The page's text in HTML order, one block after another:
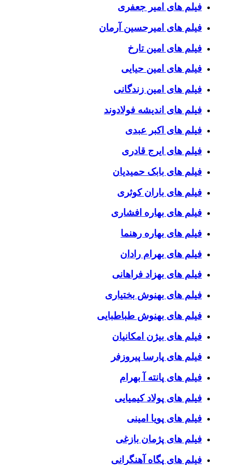
فیلم های امیر جعفری
فیلم های امیرحسین آرمان
فیلم های امین تارخ
فیلم های امین حیایی
فیلم های امین زندگانی
فیلم های اندیشه فولادوند
فیلم های اکبر عبدی
فیلم های ایرج قادری
فیلم های بابک حمیدیان
فیلم های باران کوثری
فیلم های بهاره افشاری
فیلم های بهاره رهنما
فیلم های بهرام رادان
فیلم های بهزاد فراهانی
فیلم های بهنوش بختیاری
فیلم های بهنوش طباطبایی
فیلم های بیژن امکانیان
فیلم های پارسا پیروزفر
فیلم های پانته آ بهرام
فیلم های پولاد کیمیایی
فیلم های پویا امینی
فیلم های پژمان بازغی
فیلم های پگاه آهنگرانی